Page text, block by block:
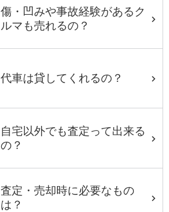
傷・凹みや事故経験があるク
ルマも売れるの？
代車は貸してくれるの？
自宅以外でも査定って出来る
の？
査定・売却時に必要なもの
は？